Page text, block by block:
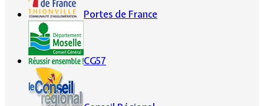
Portes de France
CG57